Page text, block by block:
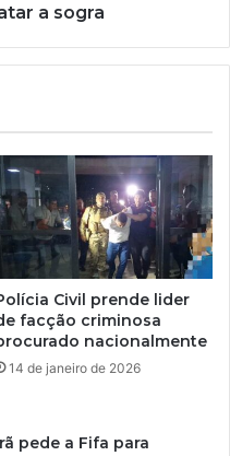
a sogra
Civil prende lider
facção criminosa
nacionalmente
14 de janeiro de 2026
pede a Fifa para